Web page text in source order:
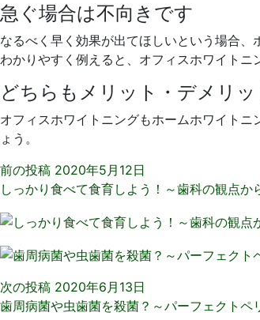
急ぐ場合は不向きです
なるべく早く効果が出てほしいという場合、
わかりやすく例えると、オフィスホワイトニ
どちらもメリット・デメリ
オフィスホワイトニングもホームホワイト
ょう。
前の投稿 2020年5月12日
しっかり食べて食育しよう！～歯科の観点か
次の投稿 2020年6月13日
歯周病菌や虫歯菌を殺菌？～パーフェクトペ